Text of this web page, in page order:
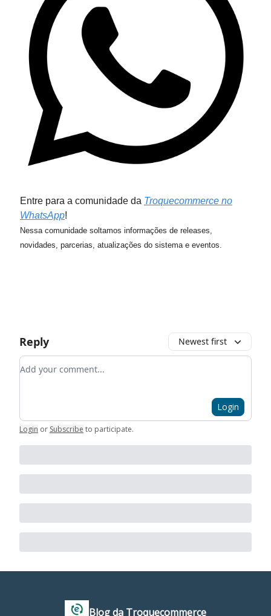
Entre para a comunidade da Troquecommerce no
WhatsApp!
Nessa comunidade soltamos informações de releases,
novidades, parcerias, atualizações do sistema e eventos.
Reply Newest first
Add your comment
Login
Login or Subscribe to participate.
Blog da Troquecommerce